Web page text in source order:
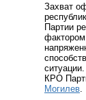
Захват
Партии
фактором
КРО
Могилев